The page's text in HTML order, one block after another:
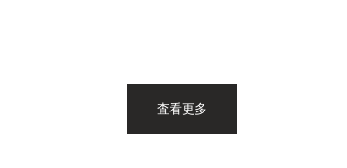
査看更多